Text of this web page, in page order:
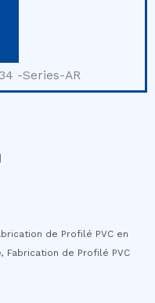
-Series-AR​
de Profilé PVC en
Fabrication de Profilé PVC